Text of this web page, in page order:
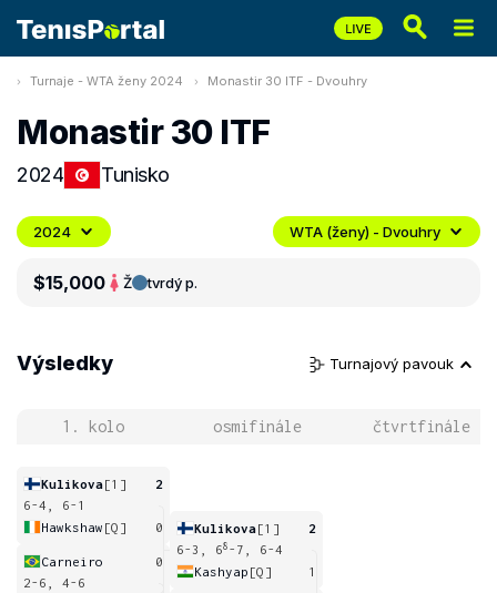
Turnaje - WTA ženy 2024 Monastir 30 ITF - Dvouhry
Monastir 30 ITF
2024 Tunisko
2024 WTA (ženy) - Dvouhry
$15,000 Ž tvrdý p.
Výsledky Turnajový pavouk
1. kolo osmifinále čtvrtfinále
Kulikova[1]
2
6-4, 6-1
Hawkshaw [Q] 0
Carneiro
0
2-6, 4-6
Kulikova[1]
2
6-3, 68 -7, 6-4
Kashyap [Q] 1